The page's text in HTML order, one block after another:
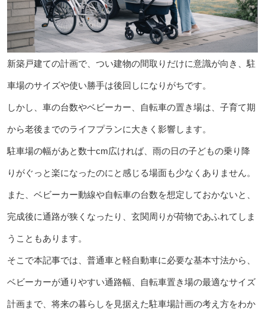
新築戸建ての計画で、つい建物の間取りだけに意識が向き、駐
車場のサイズや使い勝手は後回しになりがちです。
しかし、車の台数やベビーカー、自転車の置き場は、子育て期
から老後までのライフプランに大きく影響します。
駐車場の幅があと数十cm広ければ、雨の日の子どもの乗り降
りがぐっと楽になったのにと感じる場面も少なくありません。
また、ベビーカー動線や自転車の台数を想定しておかないと、
完成後に通路が狭くなったり、玄関周りが荷物であふれてしま
うこともあります。
そこで本記事では、普通車と軽自動車に必要な基本寸法から、
ベビーカーが通りやすい通路幅、自転車置き場の最適なサイズ
計画まで、将来の暮らしを見据えた駐車場計画の考え方をわか